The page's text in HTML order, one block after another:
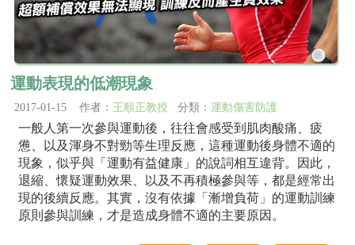
運動表現的低潮現象
2017-01-15 作者： 王順正教授 分類： 運動傷害防護
一般人第一次參與運動後，往往會感受到肌肉酸痛、疲
憊、以及渾身不對勁等生理反應，這種運動後身體不適的
現象，似乎與「運動有益健康」的說詞相互違背。因此，
退縮、懷疑運動效果、以及不再積極參與等，都是經常出
現的後續反應。其實，沒有依據「漸增負荷」的運動訓練
原則參與訓練，才是造成身體不適的主要原因。